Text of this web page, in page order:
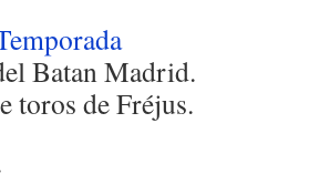
Batan Madrid.
toros de Fréjus.